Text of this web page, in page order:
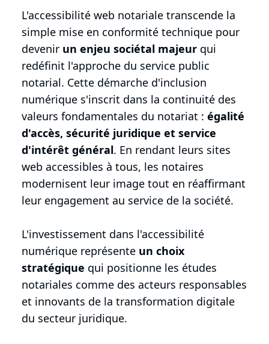
L'accessibilité web notariale transcende la
simple mise en conformité technique pour
devenir un enjeu sociétal majeur qui
redéfinit l'approche du service public
notarial. Cette démarche d'inclusion
numérique s'inscrit dans la continuité des
valeurs fondamentales du notariat : égalité
d'accès, sécurité juridique et service
d'intérêt général. En rendant leurs sites
web accessibles à tous, les notaires
modernisent leur image tout en réaffirmant
leur engagement au service de la société.
L'investissement dans l'accessibilité
numérique représente un choix
stratégique qui positionne les études
notariales comme des acteurs responsables
et innovants de la transformation digitale
du secteur juridique.